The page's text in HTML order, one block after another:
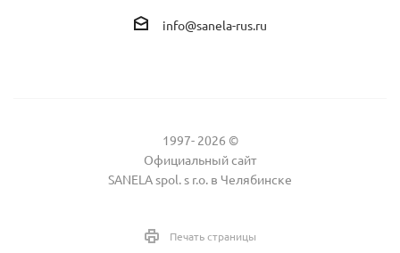
info@sanela-rus.ru
1997- 2026 ©
Официальный сайт
SANELA spol. s r.o. в Челябинске
Печать страницы